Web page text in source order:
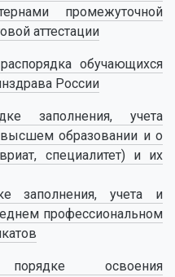
промежуточной
аттестации
обучающихся
России
заполнения, учета
образовании и о
специалитет) и их
заполнения, учета и
профессиональном
освоения